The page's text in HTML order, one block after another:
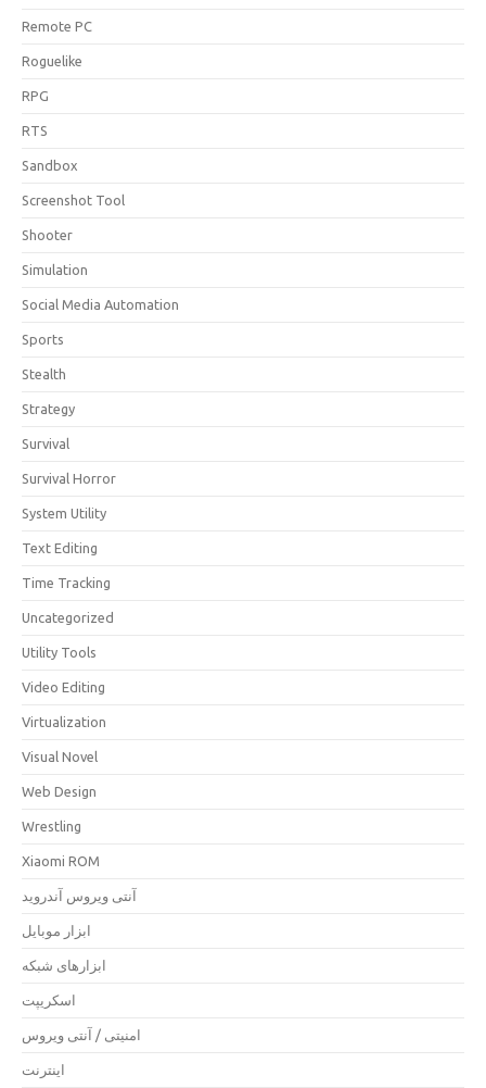
Remote PC
Roguelike
RPG
RTS
Sandbox
Screenshot Tool
Shooter
Simulation
Social Media Automation
Sports
Stealth
Strategy
Survival
Survival Horror
System Utility
Text Editing
Time Tracking
Uncategorized
Utility Tools
Video Editing
Virtualization
Visual Novel
Web Design
Wrestling
Xiaomi ROM
آنتی ویروس آندروید
ابزار موبایل
ابزارهای شبکه
اسکریپت
امنیتی / آنتی ویروس
اینترنت